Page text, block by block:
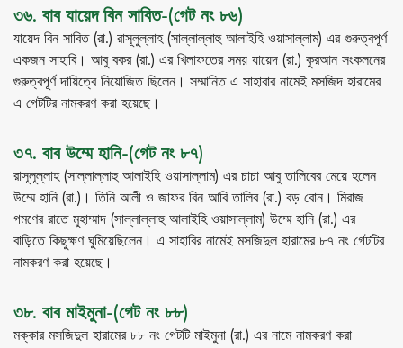
৩৬. বাব যায়েদ বিন সাবিত-(গেট নং ৮৬)
যায়েদ বিন সাবিত (রা.) রাসূলুল্লাহ (সাল্লাল্লাহু আলাইহি ওয়াসাল্লাম) এর গুরুত্বপূর্ণ
একজন সাহাবি। আবু বকর (রা.) এর খিলাফতের সময় যায়েদ (রা.) কুরআন সংকলনের
গুরুত্বপূর্ণ দায়িত্বে নিয়োজিত ছিলেন। সম্মানিত এ সাহাবার নামেই মসজিদ হারামের
এ গেটটির নামকরণ করা হয়েছে।
৩৭. বাব উম্মে হানি-(গেট নং ৮৭)
রাসূলূল্লাহ (সাল্লাল্লাহু আলাইহি ওয়াসাল্লাম) এর চাচা আবু তালিবের মেয়ে হলেন
উম্মে হানি (রা.)। তিনি আলী ও জাফর বিন আবি তালিব (রা.) বড় বোন। মিরাজ
গমণের রাতে মুহাম্মাদ (সাল্লাল্লাহু আলাইহি ওয়াসাল্লাম) উম্মে হানি (রা.) এর
বাড়িতে কিছুক্ষণ ঘুমিয়েছিলেন। এ সাহাবির নামেই মসজিদুল হারামের ৮৭ নং গেটটির
নামকরণ করা হয়েছে।
৩৮. বাব মাইমুনা-(গেট নং ৮৮)
মক্কার মসজিদুল হারামের ৮৮ নং গেটটি মাইমুনা (রা.) এর নামে নামকরণ করা